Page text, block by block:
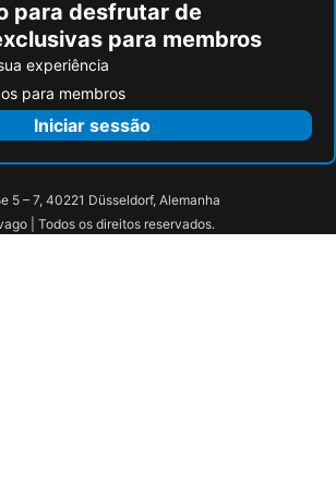
Maruyama Koen Station
para desfrutar de
para membros
experiência
para membros
Iniciar sessão
5 – 7, 40221 Düsseldorf, Alemanha
| Todos os direitos reservados.